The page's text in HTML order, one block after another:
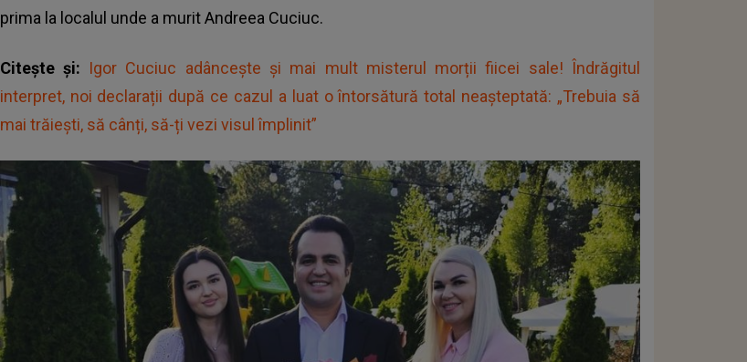
prima la localul unde a murit Andreea Cuciuc.
Citește și: Igor Cuciuc adâncește și mai mult misterul morții fiicei sale! Îndrăgitul
interpret, noi declarații după ce cazul a luat o întorsătură total neașteptată: „Trebuia să
mai trăiești, să cânți, să-ți vezi visul împlinit”